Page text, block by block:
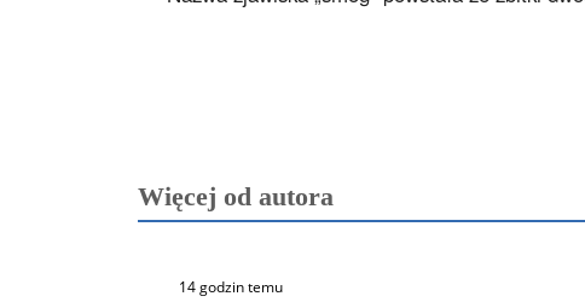
Więcej od autora
14 godzin temu